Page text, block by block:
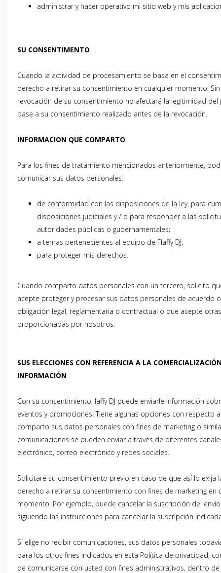
administrar y hacer operativo mi sitio web y mis
SU CONSENTIMENTO
Cuando la actividad de procesamiento se basa en el
derecho a retirar su consentimiento en cualquier momento.
revocación de su consentimiento no afectará la legitimidad
base a su consentimiento realizado antes de la revocación.
INFORMACION QUE COMPARTO
Para los fines de tratamiento mencionados anteriormente,
comunicar sus datos personales:
de conformidad con las disposiciones de la ley, para
disposiciones judiciales y / o para responder a las
autoridades públicas o gubernamentales;
a temas pertenecientes al equipo de Flaffy DJ;
para proteger mis derechos.
Cuando comparto datos personales con un tercero, solicito
acepte proteger y procesar sus datos personales de acuerdo
obligación legal, reglamentaria o contractual o que acepte
proporcionadas por nosotros.
SUS ELECCIONES CON REFERENCIA A LA
INFORMACIÓN
Con su consentimiento, laffy DJ puede enviarle información
eventos y promociones. Tiene algunas opciones con respecto
comparto sus datos personales con fines de marketing o
comunicaciones se pueden enviar a través de diferentes
electrónico, correo electrónico y redes sociales.
Solicitaré su consentimiento previo en caso de que así lo exija
derecho a retirar su consentimiento con fines de marketing en
momento. Por ejemplo, puede cancelar la suscripción del
siguiendo las instrucciones para cancelar la suscripción
Si elige no recibir comunicaciones, sus datos personales
para los otros fines indicados en esta Política de privacidad,
de comunicarse con usted con fines administrativos, dentro